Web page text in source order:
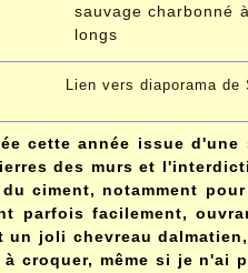
sauvage charbonné
longs
Lien vers diaporama de
cette année issue
des murs et
ciment, notamment
parfois facilement,
un joli chevreau
croquer, même si je n'ai